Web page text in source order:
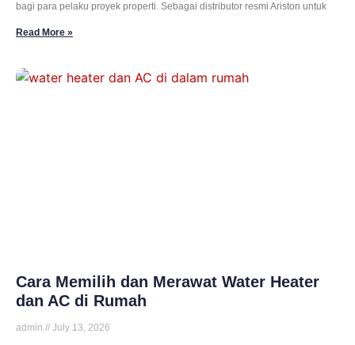
bagi para pelaku proyek properti. Sebagai distributor resmi Ariston untuk
Read More »
Cara Memilih dan Merawat Water Heater
dan AC di Rumah
admin July 13, 2026